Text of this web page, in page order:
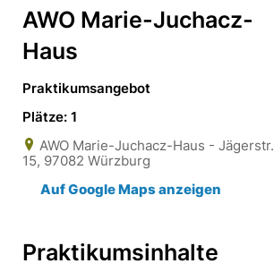
AWO Marie-Juchacz-
Haus
Praktikumsangebot
Plätze: 1
AWO Marie-Juchacz-Haus - Jägerstr.
15, 97082 Würzburg
Auf Google Maps anzeigen
Praktikumsinhalte